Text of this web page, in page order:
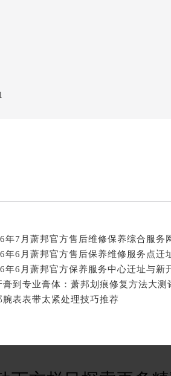
提前预约）
提前预约）
前预约）
提前预约）
（需提前预约）
前预约）
前预约）
前预约）
提前预约）
提前预约）
提前预约）
前预约）
年6月萧邦官方保养服务中心迁址与新
膏到专业膏体：萧邦划痕修复方法大测
腕表表带太紧处理技巧推荐